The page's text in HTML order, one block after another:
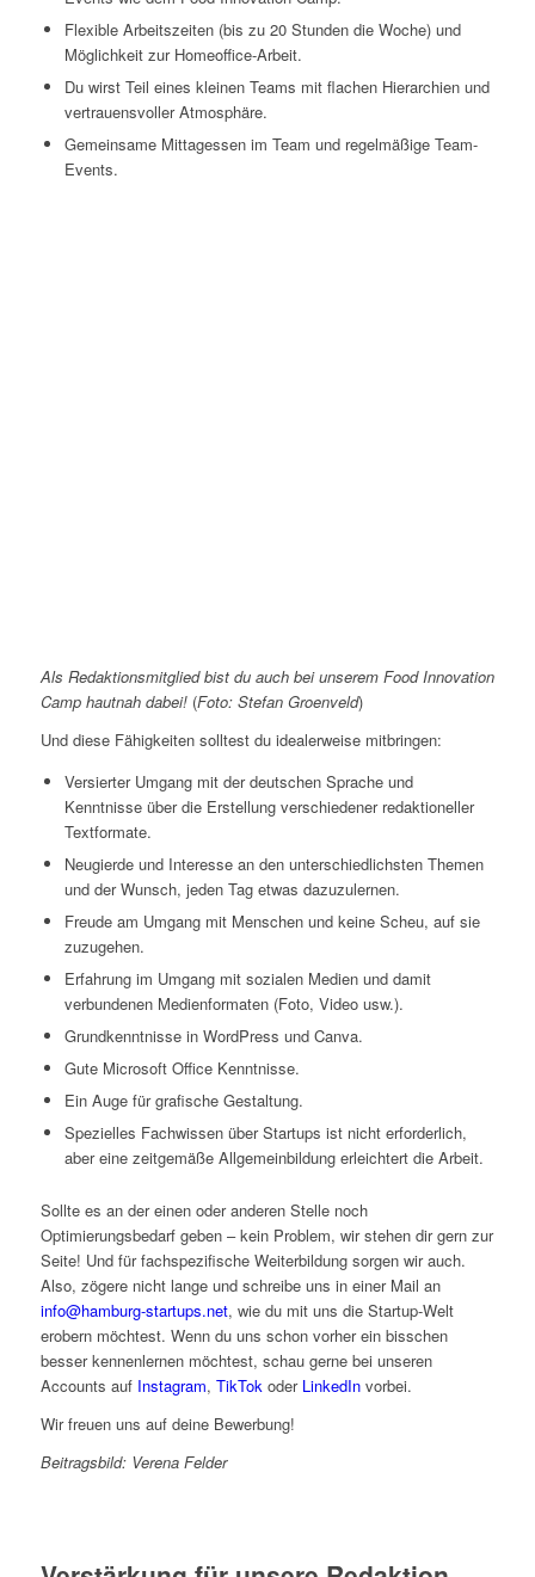
Flexible Arbeitszeiten (bis zu 20 Stunden die Woche) und
Möglichkeit zur Homeoffice-Arbeit.
Du wirst Teil eines kleinen Teams mit flachen Hierarchien und
vertrauensvoller Atmosphäre.
Gemeinsame Mittagessen im Team und regelmäßige Team-
Events.
Als Redaktionsmitglied bist du auch bei unserem Food Innovation
Camp hautnah dabei!(Foto: Stefan Groenveld)
Und diese Fähigkeiten solltest du idealerweise mitbringen:
Versierter Umgang mit der deutschen Sprache und
Kenntnisse über die Erstellung verschiedener redaktioneller
Textformate.
Neugierde und Interesse an den unterschiedlichsten Themen
und der Wunsch, jeden Tag etwas dazuzulernen.
Freude am Umgang mit Menschen und keine Scheu, auf sie
zuzugehen.
Erfahrung im Umgang mit sozialen Medien und damit
verbundenen Medienformaten (Foto, Video usw.).
Grundkenntnisse in WordPress und Canva.
Gute Microsoft Office Kenntnisse.
Ein Auge für grafische Gestaltung.
Spezielles Fachwissen über Startups ist nicht erforderlich,
aber eine zeitgemäße Allgemeinbildung erleichtert die Arbeit.
Sollte es an der einen oder anderen Stelle noch
Optimierungsbedarf geben – kein Problem, wir stehen dir gern zur
Seite! Und für fachspezifische Weiterbildung sorgen wir auch.
Also, zögere nicht lange und schreibe uns in einer Mail an
info@hamburg-startups.net, wie du mit uns die Startup-Welt
erobern möchtest. Wenn du uns schon vorher ein bisschen
besser kennenlernen möchtest, schau gerne bei unseren
Accounts auf Instagram, TikTok oder LinkedInvorbei.
Wir freuen uns auf deine Bewerbung!
Beitragsbild: Verena Felder